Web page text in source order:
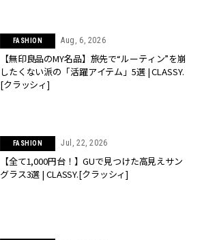
FASHION Aug, 6, 2026
【無印良品のMY名品】旅先で“ルーティン”を崩
したくない派の「活躍アイテム」5選 | CLASSY.
[クラッシィ]
FASHION Jul, 22, 2026
【全て1,000円台！】GUで見つけた高見えサン
グラス3選 | CLASSY.[クラッシィ]